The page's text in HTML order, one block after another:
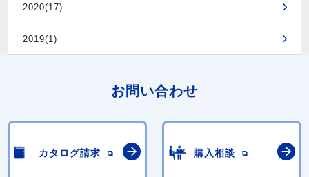
2020(17)
2019(1)
お問い合わせ
カタログ請求 購入相談